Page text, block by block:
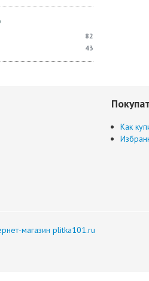
82
43
Как
магазин plitka101.ru